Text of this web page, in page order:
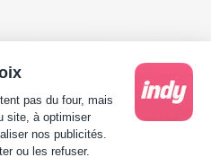
Consentement :
pas du four, mais
site, à optimiser
nos publicités.
ou les refuser.
consent
spéciale de
de février ❤️
2020